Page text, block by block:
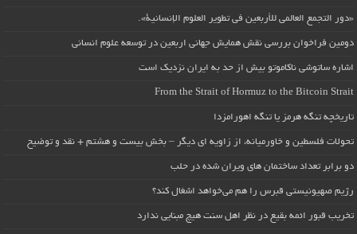
«دور التجمع العالمي للأربعين في تطوير العلوم الإنسانية».
دومین فراخوان بررسی نقش همایش جهانی اربعین در توسعه علوم انسانی
اشاره ساتوشی ناکاموتو بیش از حد به ایران نزدیک است
From the Strait of Hormuz to the Bitcoin Strait
تاریخچه تنگه هرمز یا تنگه اهورامزدا
تحولات فلسطین و خاورمیانه، از زاویه ای دیگر – بخش بیست و هشتم + نقد و توضیح
دو برابر تعداد ساختمان های ویران شده در حلب
رژیم صهیونیستی قبرس را هم می‌خواهد اشغال کند؟
تخریب قبور ائمه بقیع در نظر اهل سنت هیچ مبنایی ندارد